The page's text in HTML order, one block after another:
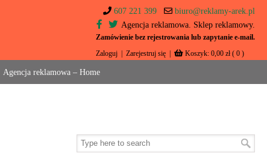
607 221 399
biuro@reklamy-arek.pl
Agencja reklamowa. Sklep reklamowy.
Zamówienie bez rejestrowania lub zapytanie e-mail.
Zaloguj Zarejestruj się Koszyk: 0,00 zł ( 0 )
Agencja reklamowa – Home